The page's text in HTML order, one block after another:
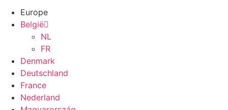
Europe
België
NL
FR
Denmark
Deutschland
France
Nederland